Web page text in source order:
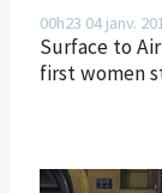
00h23 04 janv.
Surface to
first women